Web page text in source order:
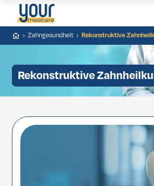
Zahngesundheit Rekonstruktive
Rekonstruktive